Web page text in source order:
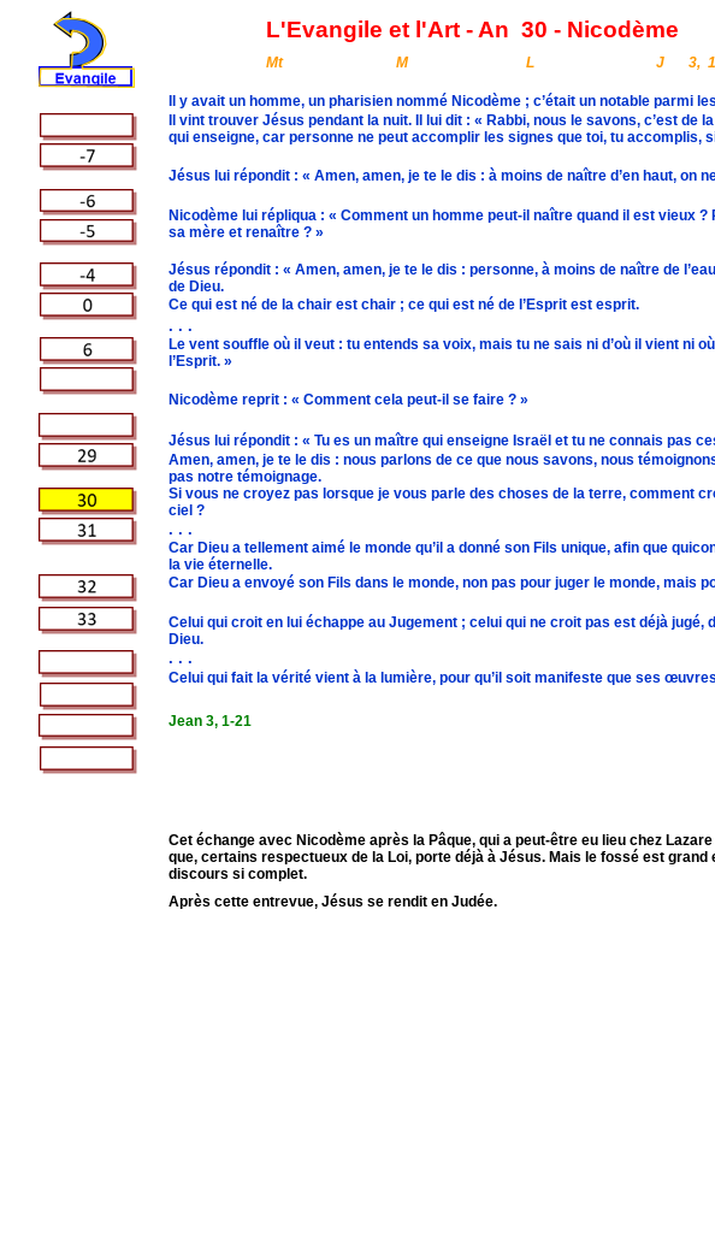
L'Evangile et l'Art - An 30 - Nicodème
Mt M L J 3,
Il y avait un homme, un pharisien nommé Nicodème ; c’était un notable parmi
Il vint trouver Jésus pendant la nuit. Il lui dit : « Rabbi, nous le savons, c’est de
qui enseigne, car personne ne peut accomplir les signes que toi, tu accomplis,
Jésus lui répondit : « Amen, amen, je te le dis : à moins de naître d’en haut, on
Nicodème lui répliqua : « Comment un homme peut-il naître quand il est vieux
sa mère et renaître ? »
Jésus répondit : « Amen, amen, je te le dis : personne, à moins de naître de
de Dieu.
Ce qui est né de la chair est chair ; ce qui est né de l’Esprit est esprit.
. . .
Le vent souffle où il veut : tu entends sa voix, mais tu ne sais ni d’où il vient ni
l’Esprit. »
Nicodème reprit : « Comment cela peut-il se faire ? »
Jésus lui répondit : « Tu es un maître qui enseigne Israël et tu ne connais pas
Amen, amen, je te le dis : nous parlons de ce que nous savons, nous
pas notre témoignage.
Si vous ne croyez pas lorsque je vous parle des choses de la terre, comment
ciel ?
. . .
Car Dieu a tellement aimé le monde qu’il a donné son Fils unique, afin que
la vie éternelle.
Car Dieu a envoyé son Fils dans le monde, non pas pour juger le monde, mais
Celui qui croit en lui échappe au Jugement ; celui qui ne croit pas est déjà jugé,
Dieu.
. . .
Celui qui fait la vérité vient à la lumière, pour qu’il soit manifeste que ses
Jean 3, 1-21
Cet échange avec Nicodème après la Pâque, qui a peut-être eu lieu chez
que, certains respectueux de la Loi, porte déjà à Jésus. Mais le fossé est
discours si complet.
Après cette entrevue, Jésus se rendit en Judée.